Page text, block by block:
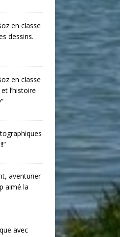
en classe
dessins.
en classe
l’histoire
”
”
aventurier
aimé la
avec